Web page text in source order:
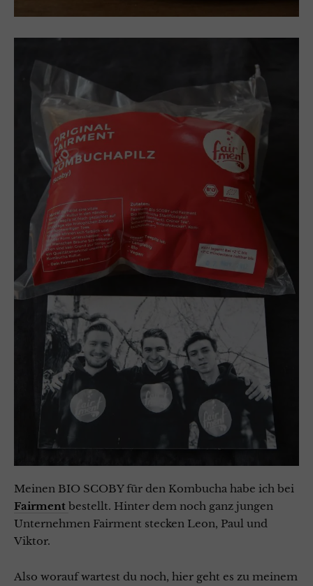
Meinen BIO SCOBY für den Kombucha habe ich bei
Fairment bestellt. Hinter dem noch ganz jungen
Unternehmen Fairment stecken Leon, Paul und
Viktor.
Also worauf wartest du noch, hier geht es zu meinem